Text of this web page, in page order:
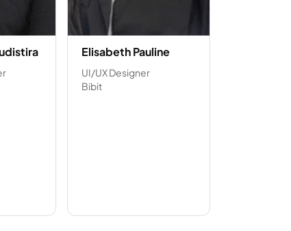
Elisabeth Pauline
UI/UX Designer
Bibit